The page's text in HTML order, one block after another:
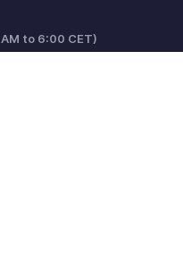
to 6:00 CET)